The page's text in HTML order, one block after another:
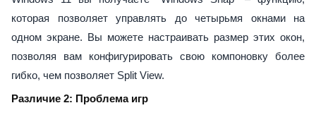
которая позволяет управлять до четырьмя окнами на
одном экране. Вы можете настраивать размер этих окон,
позволяя вам конфигурировать свою компоновку более
гибко, чем позволяет Split View.
Различие 2: Проблема игр